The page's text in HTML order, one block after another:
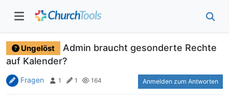
Ungelöst
Admin braucht gesonderte Rechte
auf Kalender?
Fragen 1 1 164 Anmelden zum Antworten